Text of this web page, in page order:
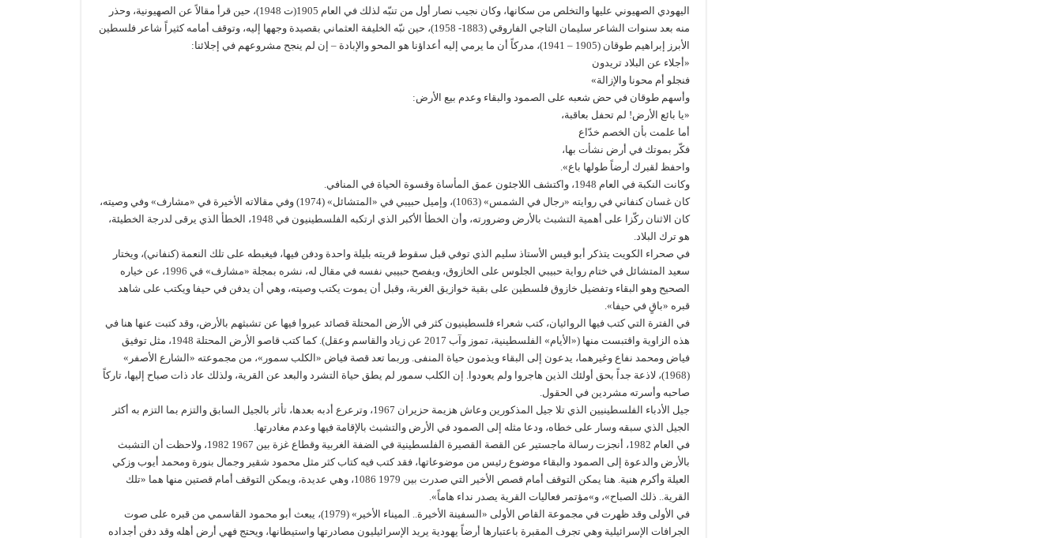
اليهودي الصهيوني عليها والتخلص من سكانها، وكان نجيب نصار أول من تنبّه لذلك في العام 1905(ت 1948)، حين قرأ مقالاً عن الصهيونية، وحذر
منه بعد سنوات الشاعر سليمان التاجي الفاروقي (1883- 1958)، حين نبّه الخليفة العثماني بقصيدة وجهها إليه، وتوقف أمامه كثيراً شاعر فلسطين
الأبرز إبراهيم طوقان (1905 – 1941)، مدركاً أن ما يرمي إليه أعداؤنا هو المحو والإبادة – إن لم ينجح مشروعهم في إجلائنا:
«أجلاء عن البلاد تريدون
فنجلو أم محونا والإزالة»
وأسهم طوقان في حض شعبه على الصمود والبقاء وعدم بيع الأرض:
«يا بائع الأرض! لم تحفل بعاقبة،
أما علمت بأن الخصم خدّاع
فكّر بموتك في أرض نشأت بها،
واحفظ لقبرك أرضاً طولها باع».
وكانت النكبة في العام 1948، واكتشف اللاجئون عمق المأساة وقسوة الحياة في المنافي.
كان غسان كنفاني في روايته «رجال في الشمس» (1063)، وإميل حبيبي في «المتشائل» (1974) وفي مقالاته الأخيرة في «مشارف» وفي وصيته،
كان الاثنان ركّزا على أهمية التشبث بالأرض وضرورته، وأن الخطأ الأكبر الذي ارتكبه الفلسطينيون في 1948، الخطأ الذي يرقى لدرجة الخطيئة،
هو ترك البلاد.
في صحراء الكويت يتذكر أبو قيس الأستاذ سليم الذي توفي قبل سقوط قريته بليلة واحدة ودفن فيها، فيغبطه على تلك النعمة (كنفاني)، ويختار
سعيد المتشائل في ختام رواية حبيبي الجلوس على الخازوق، ويفصح حبيبي نفسه في مقال له، نشره بمجلة «مشارف» في 1996، عن خياره
الصحيح وهو البقاء وتفضيل خازوق فلسطين على بقية خوازيق الغربة، وقبل أن يموت يكتب وصيته، وهي أن يدفن في حيفا ويكتب على شاهد
قبره «باقٍ في حيفا».
في الفترة التي كتب فيها الروائيان، كتب شعراء فلسطينيون كثر في الأرض المحتلة قصائد عبروا فيها عن تشبثهم بالأرض، وقد كتبت عنها هنا في
هذه الزاوية واقتبست منها («الأيام» الفلسطينية، تموز وآب 2017 عن زياد والقاسم وعقل). كما كتب قاصو الأرض المحتلة 1948، مثل توفيق
فياض ومحمد نفاع وغيرهما، يدعون إلى البقاء ويذمون حياة المنفى. وربما تعد قصة فياض «الكلب سمور»، من مجموعته «الشارع الأصفر»
(1968)، لاذعة جداً بحق أولئك الذين هاجروا ولم يعودوا. إن الكلب سمور لم يطق حياة التشرد والبعد عن القرية، ولذلك عاد ذات صباح إليها، تاركاً
صاحبه وأسرته مشردين في الحقول.
جيل الأدباء الفلسطينيين الذي تلا جيل المذكورين وعاش هزيمة حزيران 1967، وترعرع أدبه بعدها، تأثر بالجيل السابق والتزم بما التزم به أكثر
الجيل الذي سبقه وسار على خطاه، ودعا مثله إلى الصمود في الأرض والتشبث بالإقامة فيها وعدم مغادرتها.
في العام 1982، أنجزت رسالة ماجستير عن القصة القصيرة الفلسطينية في الضفة الغربية وقطاع غزة بين 1967 1982، ولاحظت أن التشبث
بالأرض والدعوة إلى الصمود والبقاء موضوع رئيس من موضوعاتها، فقد كتب فيه كتاب كثر مثل محمود شقير وجمال بنورة ومحمد أيوب وزكي
العيلة وأكرم هنية. هنا يمكن التوقف أمام قصص الأخير التي صدرت بين 1979 1086، وهي عديدة، ويمكن التوقف أمام قصتين منها هما «تلك
القرية.. ذلك الصباح»، و»مؤتمر فعاليات القرية يصدر نداء هاماً».
في الأولى وقد ظهرت في مجموعة القاص الأولى «السفينة الأخيرة.. الميناء الأخير» (1979)، يبعث أبو محمود القاسمي من قبره على صوت
الجرافات الإسرائيلية وهي تجرف المقبرة باعتبارها أرضاً يهودية يريد الإسرائيليون مصادرتها واستيطانها، ويحتج فهي أرض أهله وقد دفن أجداده